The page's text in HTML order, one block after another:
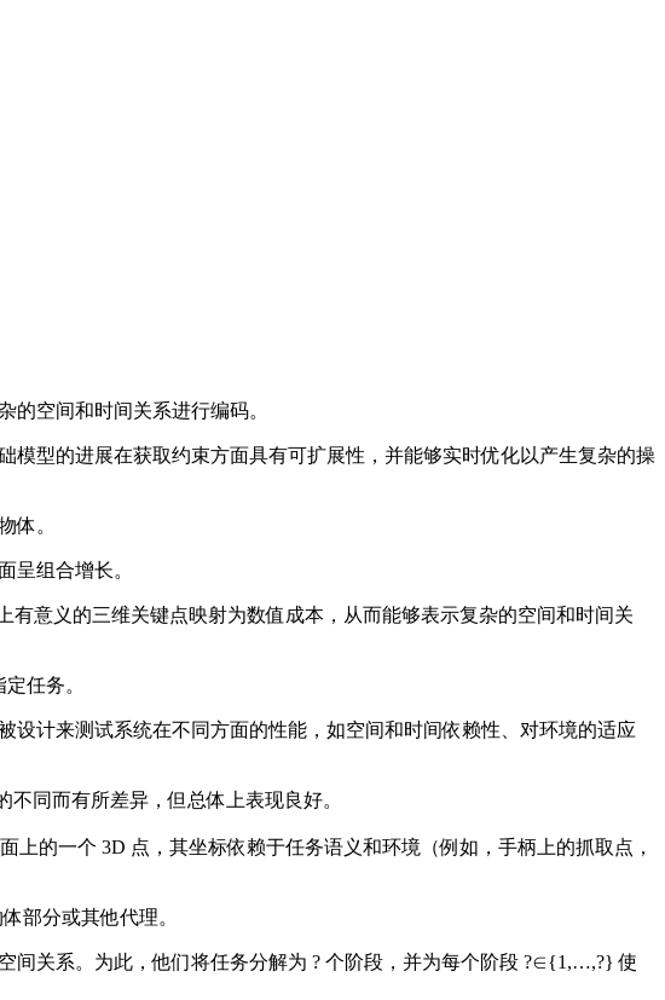
空间和时间关系进行编码。
型的进展在获取约束方面具有可扩展性，并能够实时优化以产生复杂的操
体。
组合增长。
意义的三维关键点映射为数值成本，从而能够表示复杂的空间和时间关
任务。
计来测试系统在不同方面的性能，如空间和时间依赖性、对环境的适应
同而有所差异，但总体上表现良好。
的一个 3D 点，其坐标依赖于任务语义和环境（例如，手柄上的抓取点，
部分或其他代理。
关系。为此，他们将任务分解为 ? 个阶段，并为每个阶段 ?∈{1,…,?} 使